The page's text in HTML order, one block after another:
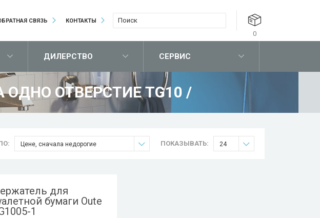
СВЯЗЬ КОНТАКТЫ
0
ДИЛЕРСТВО СЕРВИС
ОДНО ОТВЕРСТИЕ TG10 /
Цене, сначала недорогие ПОКАЗЫВАТЬ: 24
для
бумаги Oute
1